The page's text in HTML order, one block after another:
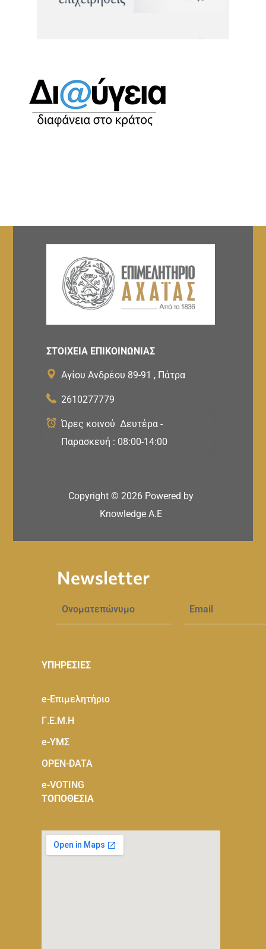
ΣΤΟΙΧΕΙΑ ΕΠΙΚΟΙΝΩΝΙΑΣ
Αγίου Ανδρέου 89-91 , Πάτρα
2610277779
Ώρες κοινού Δευτέρα -
Παρασκευή : 08:00-14:00
Copyright © 2026 Powered by
Knowledge A.E
Newsletter
ΥΠΗΡΕΣΙΕΣ
e-Eπιμελητήριο
Γ.Ε.Μ.Η
e-ΥΜΣ
OPEN-DATA
e-VOTING
ΤΟΠΟΘΕΣΙΑ